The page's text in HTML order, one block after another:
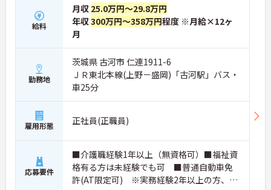
ネジメント職への挑戦も視野に入れていただけま
す。
・年間休日114日、残業月平均10時間程度という就
業環境に加え、産前産後休暇や育児休暇制度がしっ
かりと整備されています。オンとオフの切り替えを
明確にし、心身ともに充実した状態で長くご活躍い
ただけます。
・グループホーム一棟あたりの入居者様20名定員を
常時2～4名のスタッフで支援、国基準を上回る人員
配置や夜間複数名体制が敷かれているため、業務に
追われることなくご利用者様のペースに合わせたサ
ポートが可能です。施設も専用設計で働きやすく、
給料
月収 25.0万円～29.8万円
年収300万円～358万円程度 ※月給×12ヶ
月
勤務地
茨城県 古河市 仁連1911-6
ＪＲ東北本線(上野－盛岡)「古河駅」バス・
車25分
雇用形態 正社員(正職員)
応募要件
■介護職経験1年以上（無資格可）■福祉資
格有る方は未経験でも可 ■普通自動車免
許(AT限定可) ※実務経験2年以上の方、障